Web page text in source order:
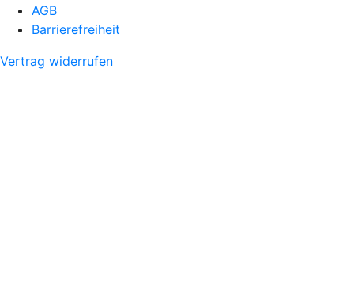
AGB
Barrierefreiheit
Vertrag widerrufen